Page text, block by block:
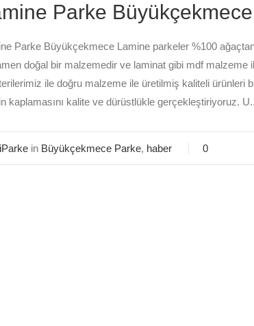
Parke Büyükçekmece
Parke Büyükçekmece Lamine parkeler %100
doğal bir malzemedir ve laminat gibi mdf
ile doğru malzeme ile üretilmiş kaliteli
kaplamasını kalite ve dürüstlükle gerçekleştiriyoruz.
in Büyükçekmece Parke, haber 0